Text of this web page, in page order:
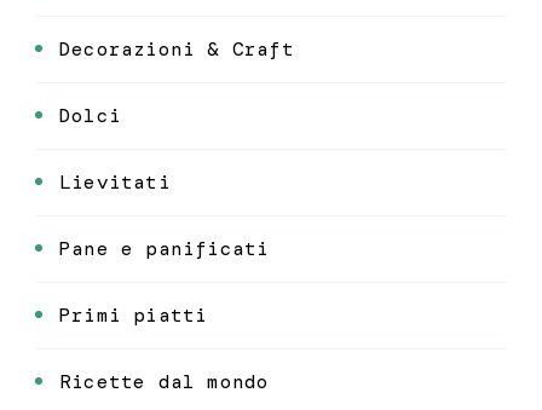
Decorazioni & Craft
Dolci
Lievitati
Pane e panificati
Primi piatti
Ricette dal mondo